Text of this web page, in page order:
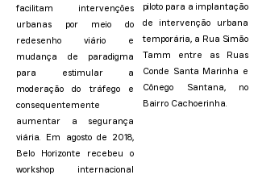
facilitam intervenções
urbanas por meio do
redesenho viário e
mudança de paradigma
para estimular a
moderação do tráfego e
consequentemente
aumentar a segurança
viária. Em agosto de 2018,
Belo Horizonte recebeu o
workshop internacional
piloto para a implantação
de intervenção urbana
temporária, a Rua Simão
Tamm entre as Ruas
Conde Santa Marinha e
Cônego Santana, no
Bairro Cachoerinha.